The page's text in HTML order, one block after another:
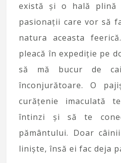
există și o hală plină
pasionații care vor să
natura aceasta
pleacă în expediție pe
să mă bucur de
înconjurătoare. O
curățenie imaculată
întinzi și să te
pământului. Doar
liniște, însă ei fac deja